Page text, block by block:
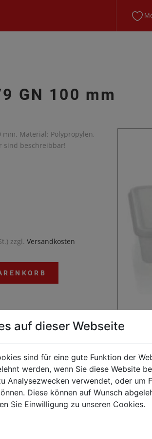
GN 100 mm
mm, Material: Polypropylen,
sind beschreibbar!
zzgl. Versandkosten
°C bis 80 °CDeckel können
werdenkomplett mit
frei
kauften auch
auf dieser Webseite
sind für eine gute Funktion der
werden, wenn Sie diese Website
Analysezwecken verwendet, oder um
Diese können auf Wunsch
Sie Einwilligung zu unseren Cookies.